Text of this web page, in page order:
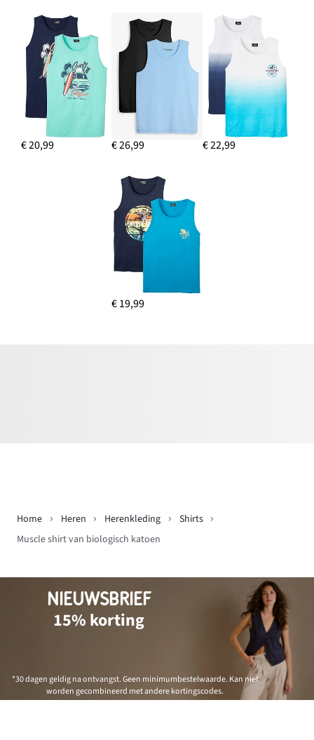
€ 20,99 € 26,99 € 22,99
€ 19,99
Home Heren Herenkleding
Shirts
Muscle shirt van biologisch katoen
NIEUWSBRIEF
15% korting
*30 dagen geldig na ontvangst. Geen minimumbestelwaarde. Kan niet
worden gecombineerd met andere kortingscodes.